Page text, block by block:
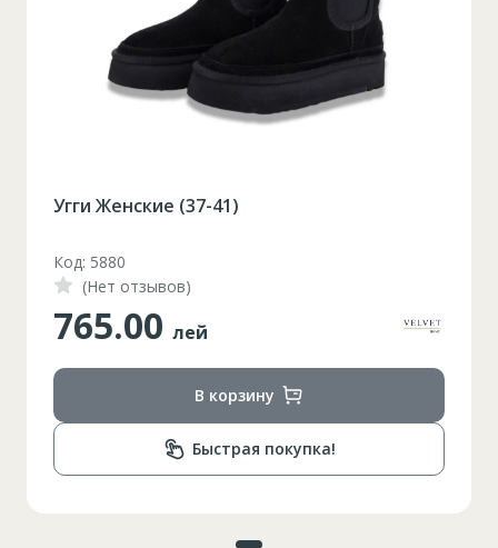
Угги Женские (37-41)
Код: 5880
(Нет отзывов)
765.00 лей
В корзину
Быстрая покупка!